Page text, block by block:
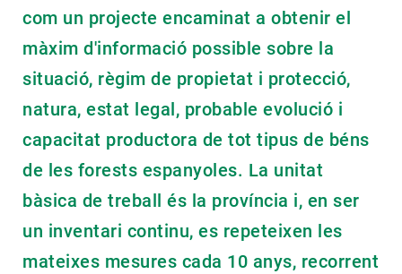
com un projecte encaminat a obtenir el
màxim d'informació possible sobre la
situació, règim de propietat i protecció,
natura, estat legal, probable evolució i
capacitat productora de tot tipus de béns
de les forests espanyoles. La unitat
bàsica de treball és la província i, en ser
un inventari continu, es repeteixen les
mateixes mesures cada 10 anys, recorrent